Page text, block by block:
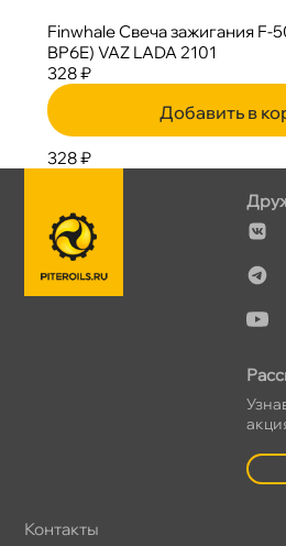
Finwhale Свеча зажигания F-
BP6E) VAZ LADA 2101
328 ₽
Добавить в
328 ₽
Контакты